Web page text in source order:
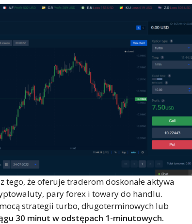
tego, że oferuje traderom doskonałe aktywa
pary forex i towary do handlu.
strategii turbo, długoterminowych lub
30 minut w odstępach 1-minutowych.